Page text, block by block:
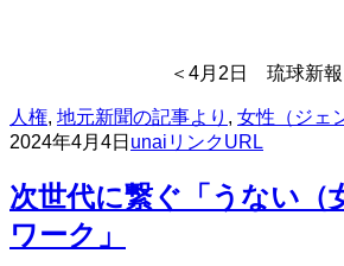
＜4月2日 琉球新報
人権, 地元新聞の記事より , 女性（ジェ
2024年4月4日 unai リンクURL
次世代に繋ぐ「うない（
ワーク」